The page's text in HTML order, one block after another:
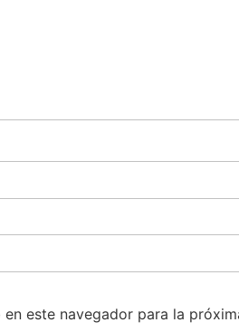
este navegador para la